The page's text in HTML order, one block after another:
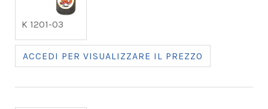
K 1201-03
ACCEDI PER VISUALIZZARE IL PREZZO